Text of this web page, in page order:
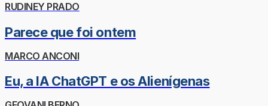
RUDINEY PRADO
Parece que foi ontem
MARCO ANCONI
Eu, a IA ChatGPT e os Alienígenas